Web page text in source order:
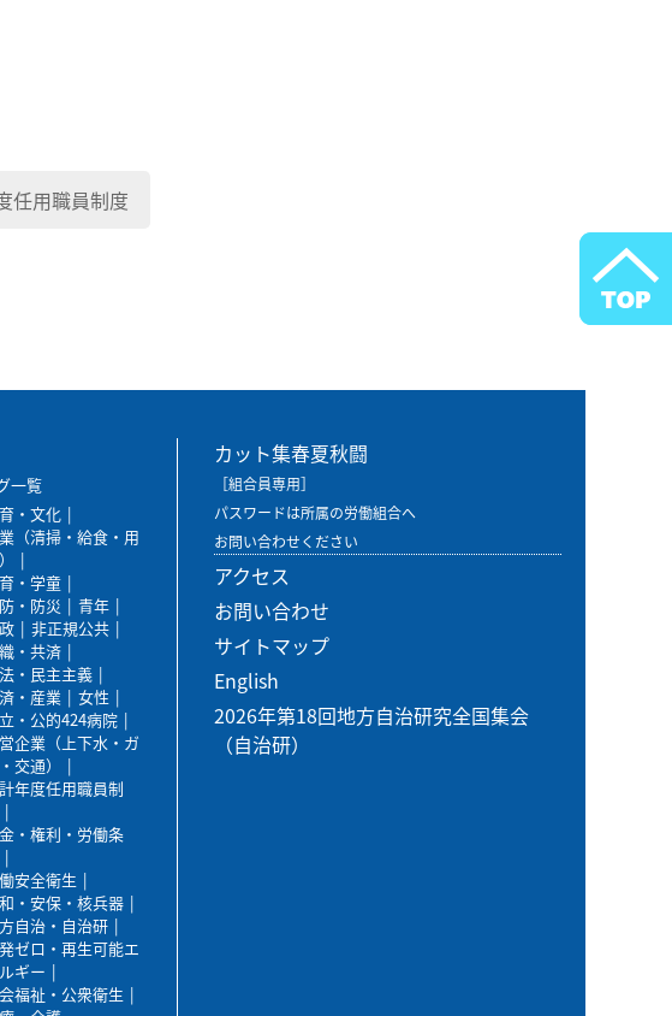
任用職員制度
一覧
・文化
（清掃・給食・用
・学童
・防災
青年
非正規公共
・共済
・民主主義
・産業
女性
・公的424病院
企業（上下水・ガ
交通）
年度任用職員制
・権利・労働条
安全衛生
・安保・核兵器
自治・自治研
ゼロ・再生可能エ
ギー
福祉・公衆衛生
カット集春夏秋闘
［組合員専用］
パスワードは所属の労働組合へ
お問い合わせください
アクセス
お問い合わせ
サイトマップ
English
2026年第18回地方自治研究全国集会
（自治研）